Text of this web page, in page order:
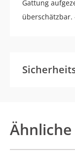
Gattung
überschätzbar.